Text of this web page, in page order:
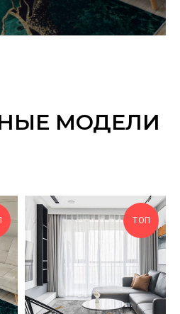
МОДЕЛИ
ТОП